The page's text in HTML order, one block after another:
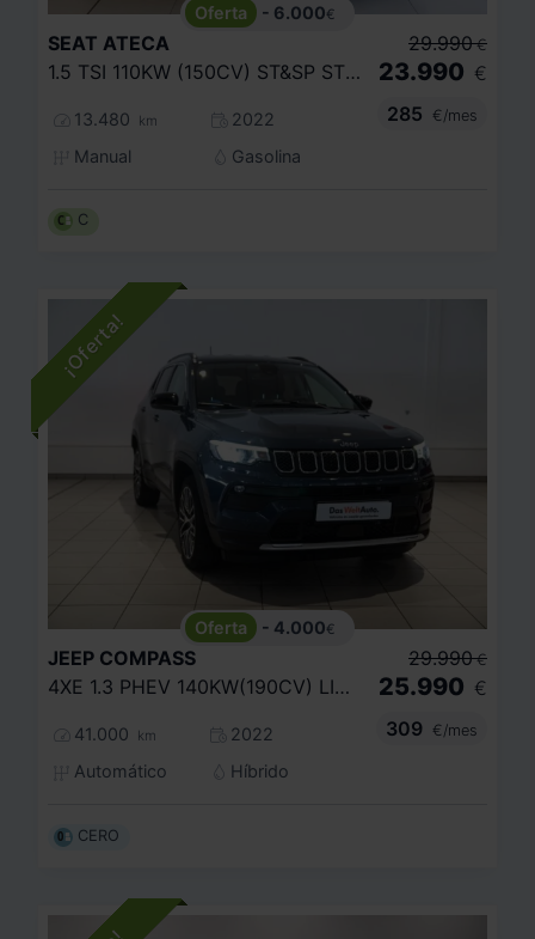
- 6.000€
SEAT ATECA
1.5 TSI 110KW (150CV) ST&SP STYLE
13.480 km
2022
Manual
Gasolina
29.990 €
23.990 €
285
€/mes
C
- 4.000€
JEEP COMPASS
4XE 1.3 PHEV 140KW(190CV) LIMITED AT AWD
41.000 km
2022
Automático
Híbrido
29.990 €
25.990 €
309
€/mes
CERO